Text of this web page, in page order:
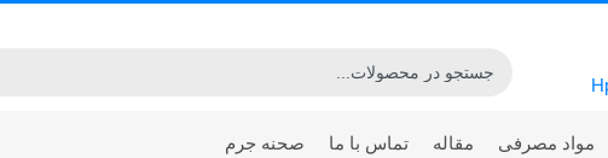
مواد مصرفی مقاله تماس با ما صحنه جرم